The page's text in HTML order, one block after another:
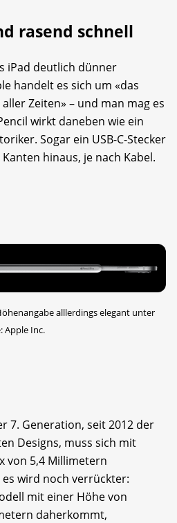
rasend schnell
iPad deutlich dünner
handelt es sich um «das
Zeiten» – und man mag es
wirkt daneben wie ein
Sogar ein USB-C-Stecker
hinaus, je nach Kabel.
alllerdings elegant unter
Apple Inc.
7. Generation, seit 2012 der
Designs, muss sich mit
von 5,4 Millimetern
wird noch verrückter:
mit einer Höhe von
daherkommt,